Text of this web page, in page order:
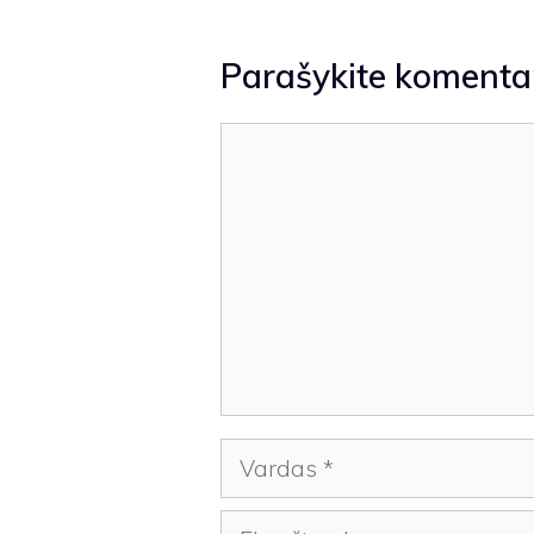
Parašykite
Vardas
El.paštas